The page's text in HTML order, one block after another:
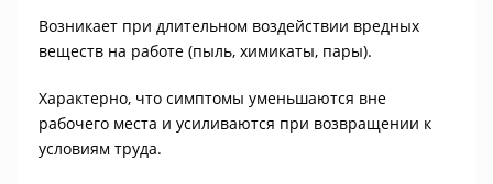
Возникает при длительном воздействии вредных
веществ на работе (пыль, химикаты, пары).
Характерно, что симптомы уменьшаются вне
рабочего места и усиливаются при возвращении к
условиям труда.